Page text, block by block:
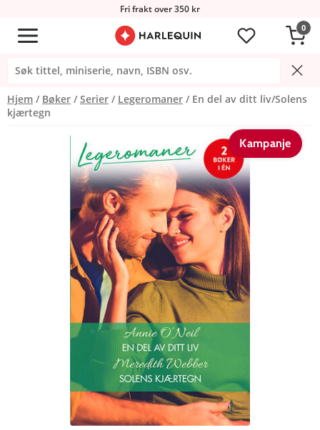
Fri frakt over 350 kr
0
Hjem Bøker Serier Legeromaner
En del av ditt liv/Solens
kjærtegn
Kampanje